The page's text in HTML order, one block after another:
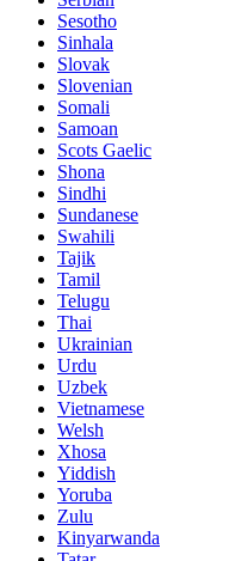
Sesotho
Sinhala
Slovak
Slovenian
Somali
Samoan
Scots Gaelic
Shona
Sindhi
Sundanese
Swahili
Tajik
Tamil
Telugu
Thai
Ukrainian
Urdu
Uzbek
Vietnamese
Welsh
Xhosa
Yiddish
Yoruba
Zulu
Kinyarwanda